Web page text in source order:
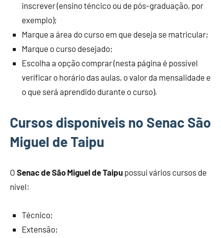
inscrever (ensino téncico ou de pós-graduação, por
exemplo);
Marque a área do curso em que deseja se matricular;
Marque o curso desejado;
Escolha a opção comprar (nesta página é possível
verificar o horário das aulas, o valor da mensalidade e
o que será aprendido durante o curso).
Cursos disponíveis no Senac São
Miguel de Taipu
O Senac de São Miguel de Taipu possui vários cursos de
nível:
Técnico;
Extensão;